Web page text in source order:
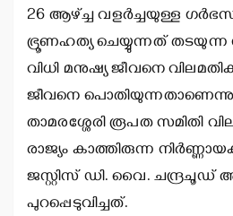
26 ആഴ്ച്ച വളര്‍ച്ചയുള്ള
ഭ്രൂണഹത്യ ചെയ്യുന്നത് തടയുന്ന
വിധി മനുഷ്യ ജീവനെ
ജീവനെ
താമരശ്ശേരി രൂപത സമിതി
രാജ്യം കാത്തിരുന്ന
ജസ്റ്റിസ് ഡി. വൈ.
പുറപ്പെടുവിച്ചത്.